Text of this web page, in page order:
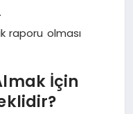
raporu olması
İçin